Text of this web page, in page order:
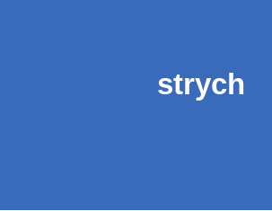
strych